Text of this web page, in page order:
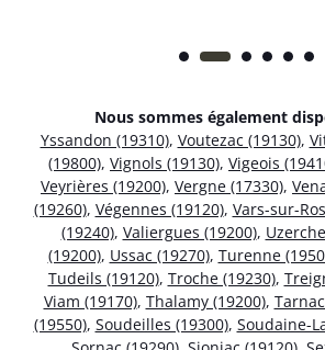
Nous sommes également
Yssandon (19310), Voutezac (19130),
(19800), Vignols (19130), Vigeois
Veyrières (19200), Vergne (17330),
(19260), Végennes (19120), Vars-sur-
(19240), Valiergues (19200),
(19200), Ussac (19270), Turenne
Tudeils (19120), Troche (19230),
Viam (19170), Thalamy (19200),
(19550), Soudeilles (19300), Soudaine-